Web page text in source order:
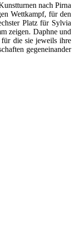
nach Pirna
Wettkampf, für den
Platz für Sylvia
zeigen. Daphne und
die sie jeweils ihre
gegeneinander